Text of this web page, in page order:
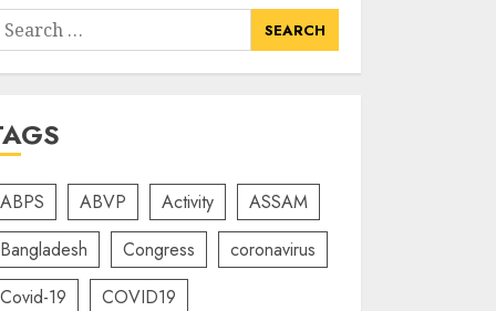
Search
ABPS ABVP Activity
ASSAM
Bangladesh
Congress
coronavirus
Covid-19
COVID19